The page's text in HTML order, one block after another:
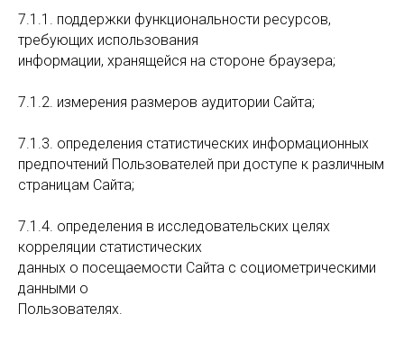
7.1.1. поддержки функциональности ресурсов,
требующих использования
информации, хранящейся на стороне браузера;
7.1.2. измерения размеров аудитории Сайта;
7.1.3. определения статистических информационных
предпочтений Пользователей при доступе к различным
страницам Сайта;
7.1.4. определения в исследовательских целях
корреляции статистических
данных о посещаемости Сайта с социометрическими
данными о
Пользователях.